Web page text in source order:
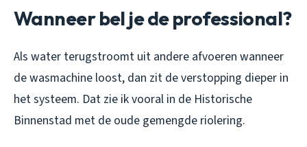
Wanneer bel je de professional?
Als water terugstroomt uit andere afvoeren wanneer
de wasmachine loost, dan zit de verstopping dieper in
het systeem. Dat zie ik vooral in de Historische
Binnenstad met de oude gemengde riolering.